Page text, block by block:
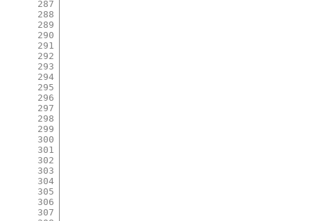
287
288
289
290
291
292
293
294
295
296
297
298
299
300
301
302
303
304
305
306
307